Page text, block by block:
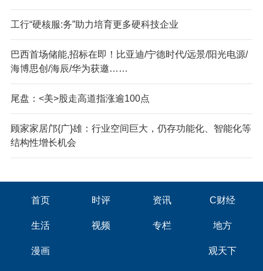
工行“硬核服:务”助力培育更多硬科技企业
巴西首场储能,招标在即！比亚迪/宁德时代/远景/阳光电源/
海博思创/海辰/华为获邀……
尾盘：<美>股走高道指涨逾100点
顾家家居邝{广}雄：行业空间巨大，仍存功能化、智能化等
结构性增长机会
首页 时评 资讯 C财经
生活 视频 专栏 地方
漫画 观天下